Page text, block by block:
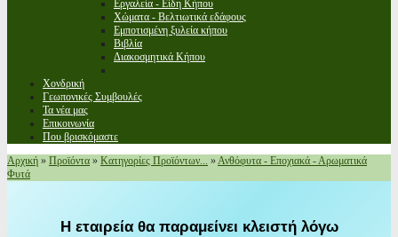
Εργαλεία - Είδη Κήπου
Χώματα - Βελτιωτικά εδάφους
Εμποτισμένη ξυλεία κήπου
Βιβλία
Διακοσμητικά Κήπου
Χονδρική
Γεωπονικές Συμβουλές
Τα νέα μας
Επικοινωνία
Που βρισκόμαστε
Αρχική » Προϊόντα » Κατηγορίες Προϊόντων... »Ανθόφυτα - Εποχιακά - Αρωματικά
Φυτά
Η εταιρεία θα παραμείνει κλειστή λόγω